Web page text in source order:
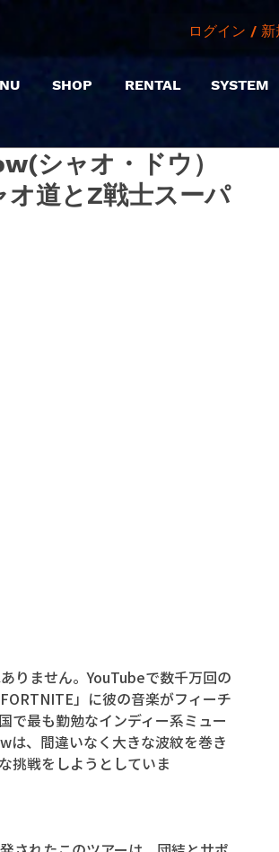
SHOP
ログイン / 新
RENTAL SYSTEM
シャオ・ドウ）
オ道とZ戦士スーパ
りません。YouTubeで数千万回の
」に彼の音楽がフィーチ
で最も勤勉なインディー系ミュー
は、間違いなく大きな波紋を巻き
挑戦をしようとしていま